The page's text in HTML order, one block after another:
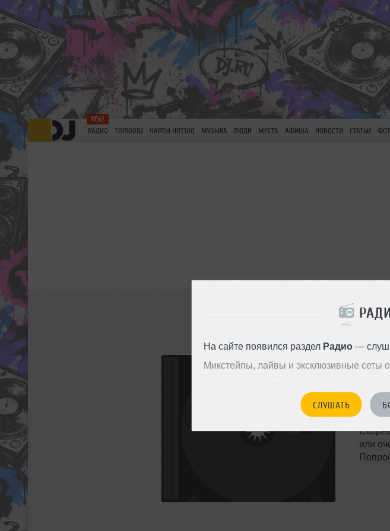
На сайте появился раздел Радио—
Микстейпы, лайвы и эксклюзивные сеты
СЛУШАТЬ
РАДИО TOP100DJ ЧАРТЫ HOT100 МУЗЫКА ЛЮДИ МЕСТА АФИША НОВОСТИ СТАТЬИ
или